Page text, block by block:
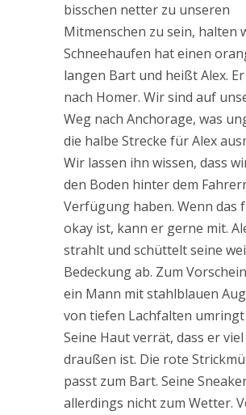
bisschen netter zu unseren
Mitmenschen zu sein, halten
Schneehaufen hat einen
langen Bart und heißt Alex.
nach Homer. Wir sind auf
Weg nach Anchorage, was
die halbe Strecke für Alex
Wir lassen ihn wissen, dass
den Boden hinter dem
Verfügung haben. Wenn das
okay ist, kann er gerne mit.
strahlt und schüttelt seine
Bedeckung ab. Zum
ein Mann mit stahlblauen
von tiefen Lachfalten umringt
Seine Haut verrät, dass er viel
draußen ist. Die rote
passt zum Bart. Seine
allerdings nicht zum Wetter.